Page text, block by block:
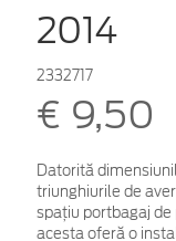
2014
2332717
€ 9,50
Datorită
triunghiurile de
spațiu portbagaj de
acesta oferă o